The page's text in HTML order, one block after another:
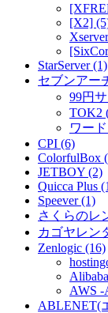
[X2]
StarServer (1)
セブンアー
99円
TOK2
ワー
CPI (6)
ColorfulBox
JETBOY (2)
Quicca Plus
Speever (1)
さくらのレ
カゴヤレン
Zenlogic (16)
AWS -
ABLENET(